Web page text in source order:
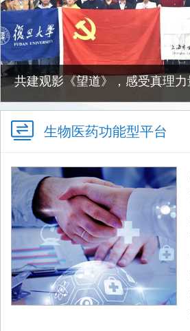
生物医药功能型平台